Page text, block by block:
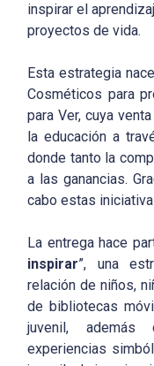
inspirar el
proyectos de vida.
Esta estrategia
Cosméticos para
para Ver, cuya
la educación a
donde tanto la
a las ganancias.
cabo estas
La entrega hace
inspirar”, una
relación de niños,
de bibliotecas
juvenil, además
experiencias